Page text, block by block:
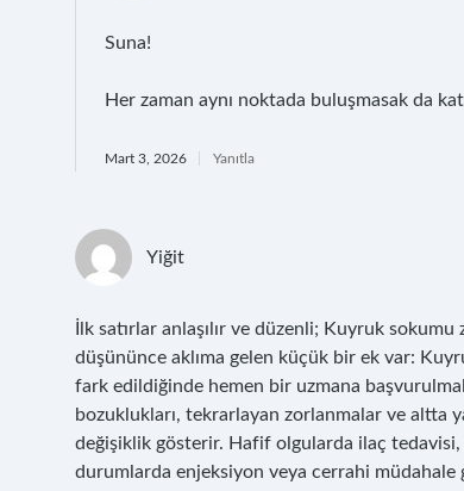
Suna!
Her zaman aynı noktada buluşmasak da
Mart 3, 2026 Yanıtla
Yiğit
İlk satırlar anlaşılır ve düzenli; Kuyruk
düşününce aklıma gelen küçük bir ek var:
fark edildiğinde hemen bir uzmana
bozuklukları, tekrarlayan zorlanmalar ve altta
değişiklik gösterir. Hafif olgularda ilaç
durumlarda enjeksiyon veya cerrahi müdahale